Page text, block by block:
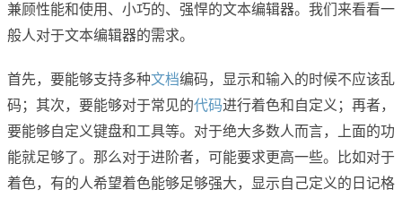
兼顾性能和使用、小巧的、强悍的文本编辑器。我们来看看一
般人对于文本编辑器的需求。
首先，要能够支持多种文档编码，显示和输入的时候不应该乱
码；其次，要能够对于常见的代码进行着色和自定义；再者，
要能够自定义键盘和工具等。对于绝大多数人而言，上面的功
能就足够了。那么对于进阶者，可能要求更高一些。比如对于
着色，有的人希望着色能够足够强大，显示自己定义的日记格